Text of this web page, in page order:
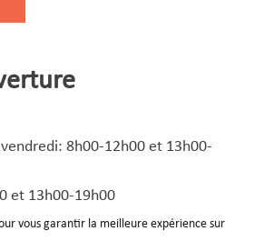
vous garantir la meilleure expérience sur
8h00-12h00 et 13h00-
et 13h00-19h00